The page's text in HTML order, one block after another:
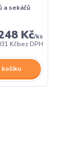
a sekáčů
Kč/ks
Kčbez DPH